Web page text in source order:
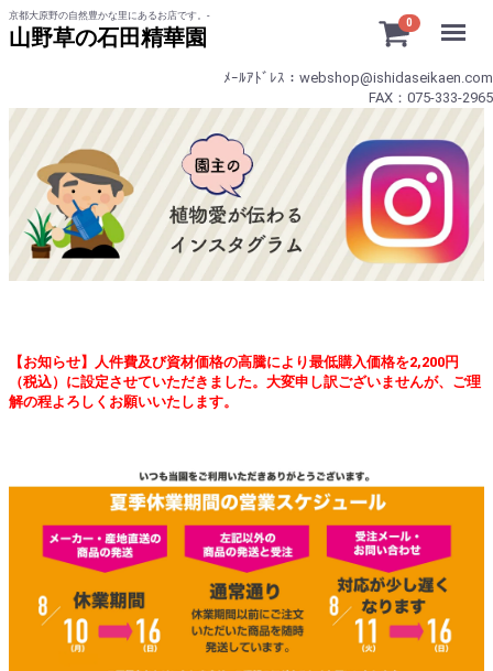
京都大原野の自然豊かな里にあるお店です。-
山野草の石田精華園
0
ﾒｰﾙｱﾄﾞﾚｽ：webshop@ishidaseikaen.com
FAX：075-333-2965
【お知らせ】人件費及び資材価格の高騰により最低購入価格を2,200円
（税込）に設定させていただきました。大変申し訳ございませんが、ご理
解の程よろしくお願いいたします。